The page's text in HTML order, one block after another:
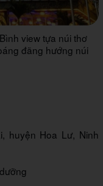
view tựa núi thơ
đãng hướng núi
huyện Hoa Lư, Ninh